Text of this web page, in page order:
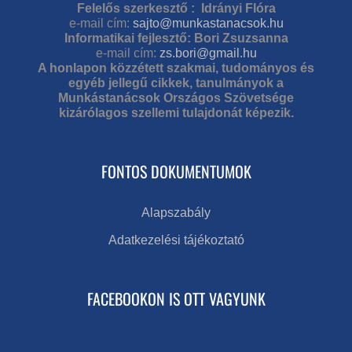
Felelős szerkesztő : Idrányi Flóra
e-mail cím: sajto@munkastanacsok.hu
Informatikai fejlesztő: Bori Zsuzsanna
e-mail cím: zs.bori@gmail.hu
A honlapon közzétett szakmai, tudományos és
egyéb jellegű cikkek, tanulmányok a
Munkástanácsok Országos Szövetsége
kizárólagos szellemi tulajdonát képezik.
FONTOS DOKUMENTUMOK
Alapszabály
Adatkezelési tájékoztató
FACEBOOKON IS OTT VAGYUNK